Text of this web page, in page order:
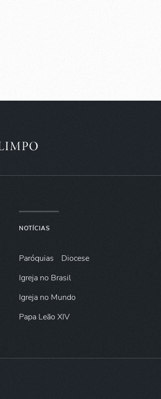
NOTÍCIAS
Paróquias
Diocese
Igreja no Brasil
Igreja no Mundo
Papa Leão XIV